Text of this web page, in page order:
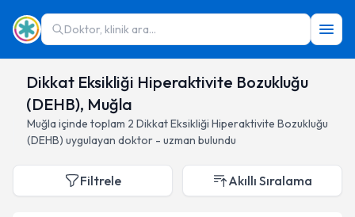
Doktor, klinik ara...
Dikkat Eksikliği Hiperaktivite Bozukluğu
(DEHB), Muğla
Muğla içinde toplam 2 Dikkat Eksikliği Hiperaktivite Bozukluğu
(DEHB) uygulayan doktor - uzman bulundu
Filtrele Akıllı Sıralama